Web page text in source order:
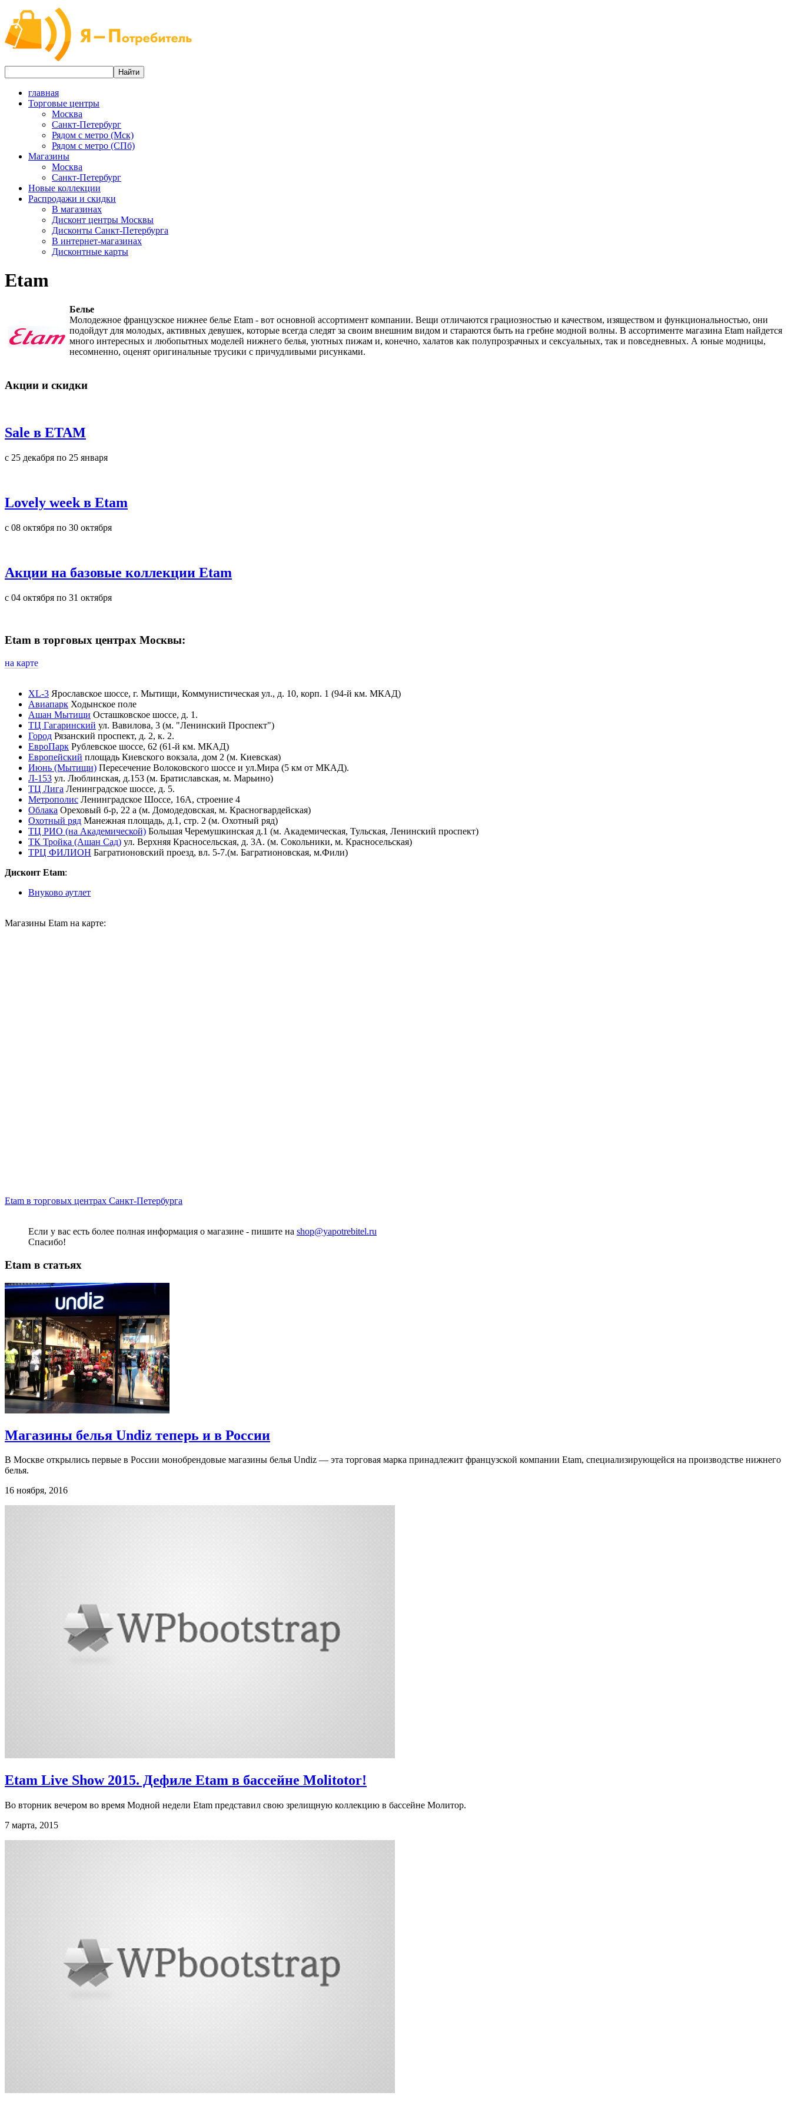
главная
Торговые центры
Москва
Санкт-Петербург
Рядом с метро (Мск)
Рядом с метро (СПб)
Магазины
Москва
Санкт-Петербург
Новые коллекции
Распродажи и скидки
В магазинах
Дисконт центры Москвы
Дисконты Санкт-Петербурга
В интернет-магазинах
Дисконтные карты
Etam
Белье
Молодежное французское нижнее белье Etam - вот основной ассортимент компании. Вещи отличаются грациозностью и качеством, изяществом и функциональностью, они
подойдут для молодых, активных девушек, которые всегда следят за своим внешним видом и стараются быть на гребне модной волны. В ассортименте магазина Etam найдется
много интересных и любопытных моделей нижнего белья, уютных пижам и, конечно, халатов как полупрозрачных и сексуальных, так и повседневных. А юные модницы,
несомненно, оценят оригинальные трусики с причудливыми рисунками.
Акции и скидки
Sale в ETAM
с 25 декабря по 25 января
Lovely week в Etam
с 08 октября по 30 октября
Акции на базовые коллекции Etam
с 04 октября по 31 октября
Etam в торговых центрах Москвы:
на карте
XL-3 Ярославское шоссе, г. Мытищи, Коммунистическая ул., д. 10, корп. 1 (94-й км. МКАД)
Авиапарк Ходынское поле
Ашан Мытищи Осташковское шоссе, д. 1.
ТЦ Гагаринский ул. Вавилова, 3 (м. "Ленинский Проспект")
Город Рязанский проспект, д. 2, к. 2.
ЕвроПарк Рублевское шоссе, 62 (61-й км. МКАД)
Европейский площадь Киевского вокзала, дом 2 (м. Киевская)
Июнь (Мытищи) Пересечение Волоковского шоссе и ул.Мира (5 км от МКАД).
Л-153 ул. Люблинская, д.153 (м. Братиславская, м. Марьино)
ТЦ Лига Ленинградское шоссе, д. 5.
Метрополис Ленинградское Шоссе, 16А, строение 4
Облака Ореховый б-р, 22 а (м. Домодедовская, м. Красногвардейская)
Охотный ряд Манежная площадь, д.1, стр. 2 (м. Охотный ряд)
ТЦ РИО (на Академической) Большая Черемушкинская д.1 (м. Академическая, Тульская, Ленинский проспект)
ТК Тройка (Ашан Сад) ул. Верхняя Красносельская, д. 3А. (м. Сокольники, м. Красносельская)
ТРЦ ФИЛИОН Багратионовский проезд, вл. 5-7.(м. Багратионовская, м.Фили)
Дисконт Etam:
Внуково аутлет
Магазины Etam на карте:
Etam в торговых центрах Санкт-Петербурга
Если у вас есть более полная информация о магазине - пишите на shop@yapotrebitel.ru
Спасибо!
Etam в статьях
Магазины белья Undiz теперь и в России
В Москве открылись первые в России монобрендовые магазины белья Undiz — эта торговая марка принадлежит французской компании Etam, специализирующейся на производстве нижнего
белья.
16 ноября, 2016
Etam Live Show 2015. Дефиле Etam в бассейне Molitotor!
Во вторник вечером во время Модной недели Etam представил свою зрелищную коллекцию в бассейне Молитор.
7 марта, 2015